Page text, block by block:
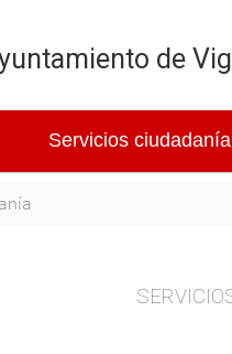
de
Servicios ciudadanía